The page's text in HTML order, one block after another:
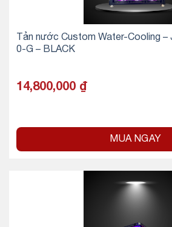
Tản nước Custom Water-Cooling –
0-G – BLACK
14,800,000 ₫
MUA NGAY